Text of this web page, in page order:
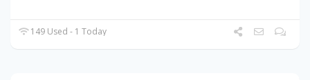
149 Used - 1 Today